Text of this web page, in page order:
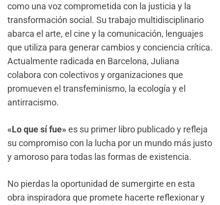
como una voz comprometida con la justicia y la
transformación social. Su trabajo multidisciplinario
abarca el arte, el cine y la comunicación, lenguajes
que utiliza para generar cambios y conciencia crítica.
Actualmente radicada en Barcelona, Juliana
colabora con colectivos y organizaciones que
promueven el transfeminismo, la ecología y el
antirracismo.
«Lo que sí fue» es su primer libro publicado y refleja
su compromiso con la lucha por un mundo más justo
y amoroso para todas las formas de existencia.
No pierdas la oportunidad de sumergirte en esta
obra inspiradora que promete hacerte reflexionar y